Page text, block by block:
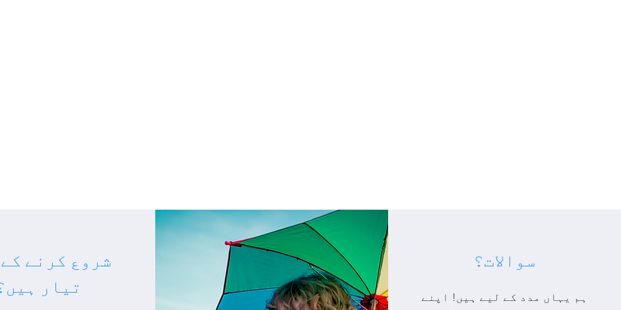
شروع کرنے
تیار
سوالات؟
ہم یہاں مدد کے لیے ہیں! اپنے